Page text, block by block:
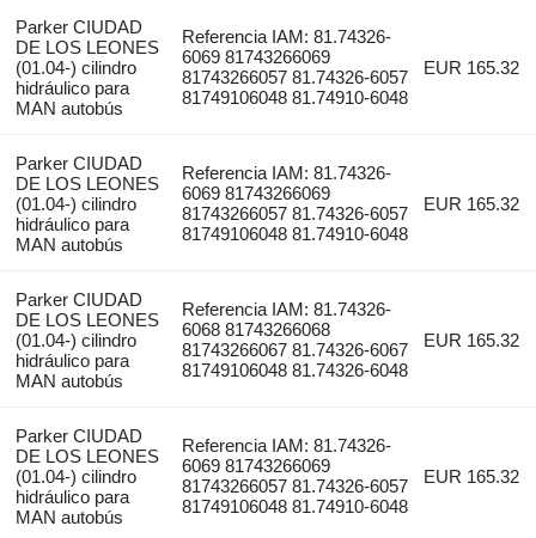
Parker CIUDAD
DE LOS LEONES
(01.04-) cilindro
hidráulico para
MAN autobús
Referencia IAM: 81.74326-
6069 81743266069
81743266057 81.74326-6057
81749106048 81.74910-6048
EUR 165.32
Parker CIUDAD
DE LOS LEONES
(01.04-) cilindro
hidráulico para
MAN autobús
Referencia IAM: 81.74326-
6069 81743266069
81743266057 81.74326-6057
81749106048 81.74910-6048
EUR 165.32
Parker CIUDAD
DE LOS LEONES
(01.04-) cilindro
hidráulico para
MAN autobús
Referencia IAM: 81.74326-
6068 81743266068
81743266067 81.74326-6067
81749106048 81.74326-6048
EUR 165.32
Parker CIUDAD
DE LOS LEONES
(01.04-) cilindro
hidráulico para
MAN autobús
Referencia IAM: 81.74326-
6069 81743266069
81743266057 81.74326-6057
81749106048 81.74910-6048
EUR 165.32